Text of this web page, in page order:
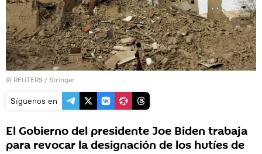
© REUTERS / Stringer
Síguenos en
El Gobierno del presidente Joe Biden trabaja
para revocar la designación de los hutíes de